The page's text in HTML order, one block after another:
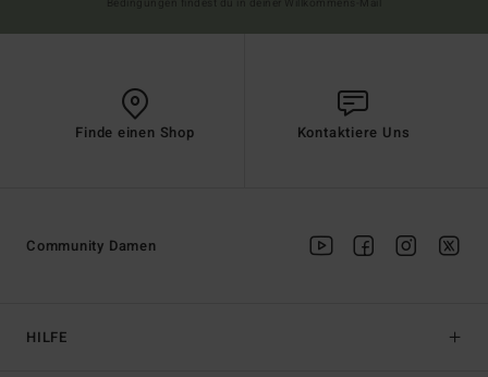
Finde einen Shop Kontaktiere Uns
HILFE
Community Damen